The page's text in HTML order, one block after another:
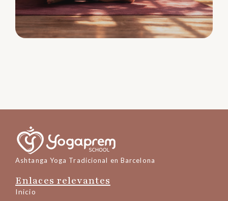
Ashtanga Yoga Tradicional en Barcelona
Enlaces relevantes
Inicio